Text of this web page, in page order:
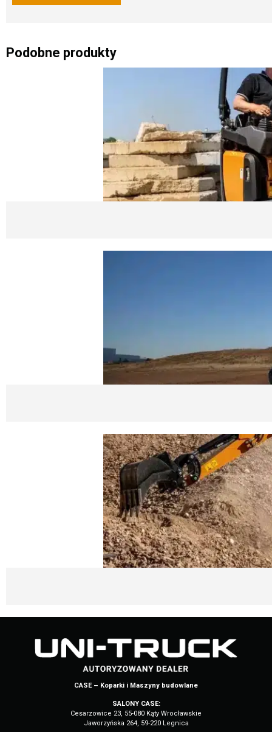
Podobne produkty
CASE – Koparki i Maszyny budowlane
SALONY CASE:
Cesarzowice 23, 55-080 Kąty Wrocławskie
Jaworzyńska 264, 59-220 Legnica